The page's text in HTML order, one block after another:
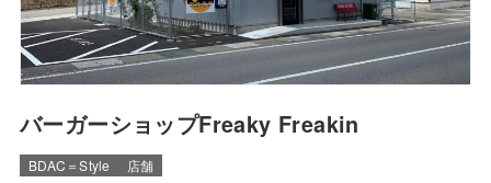
バーガーショップFreaky Freakin
BDAC＝Style
店舗